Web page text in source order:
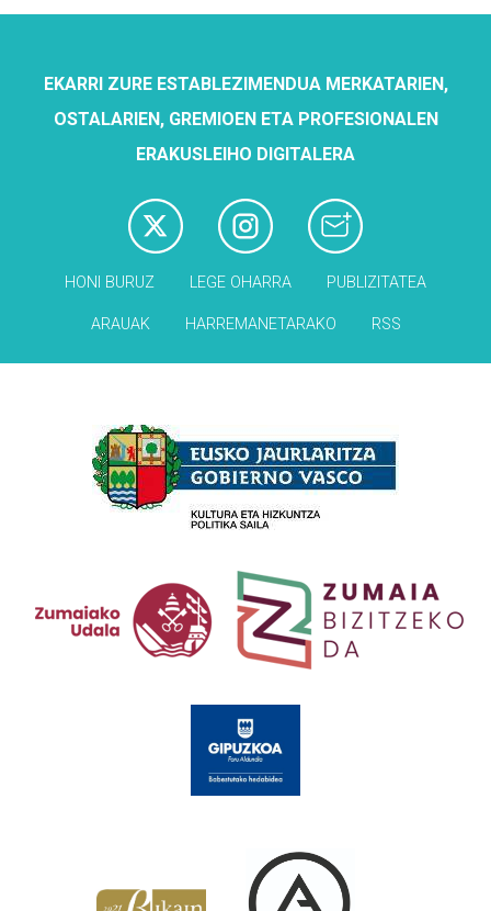
EKARRI ZURE ESTABLEZIMENDUA MERKATARIEN,
OSTALARIEN, GREMIOEN ETA PROFESIONALEN
ERAKUSLEIHO DIGITALERA
HONI BURUZ LEGE OHARRA PUBLIZITATEA
ARAUAK HARREMANETARAKO RSS